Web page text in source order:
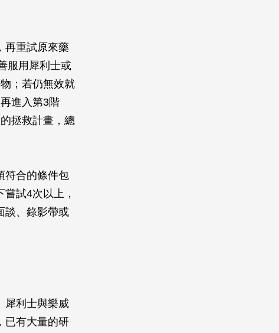
再重試原來藥
服用犀利士或
；若仍無效就
進入第3階
拯救計畫，總
符合的條件包
試4次以上，
談、錄影帶或
犀利士與樂威
已有大量的研